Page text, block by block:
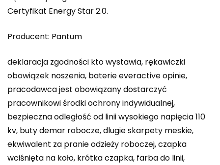
Certyfikat Energy Star 2.0.
Producent: Pantum
deklaracja zgodności kto wystawia, rękawiczki
obowiązek noszenia, baterie everactive opinie,
pracodawca jest obowiązany dostarczyć
pracownikowi środki ochrony indywidualnej,
bezpieczna odległość od linii wysokiego napięcia 110
kv, buty demar robocze, dlugie skarpety meskie,
ekwiwalent za pranie odzieży roboczej, czapka
wciśnięta na koło, krótka czapka, farba do linii,